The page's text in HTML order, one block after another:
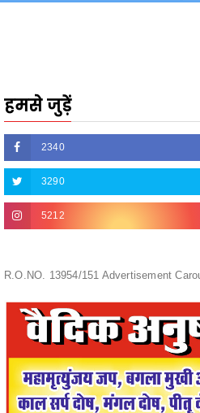
2340
3290
5212
R.O.NO. 13954/151 Advertisement